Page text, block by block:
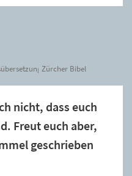
Zürcher Bibel
nicht, dass euch
Freut euch aber,
geschrieben